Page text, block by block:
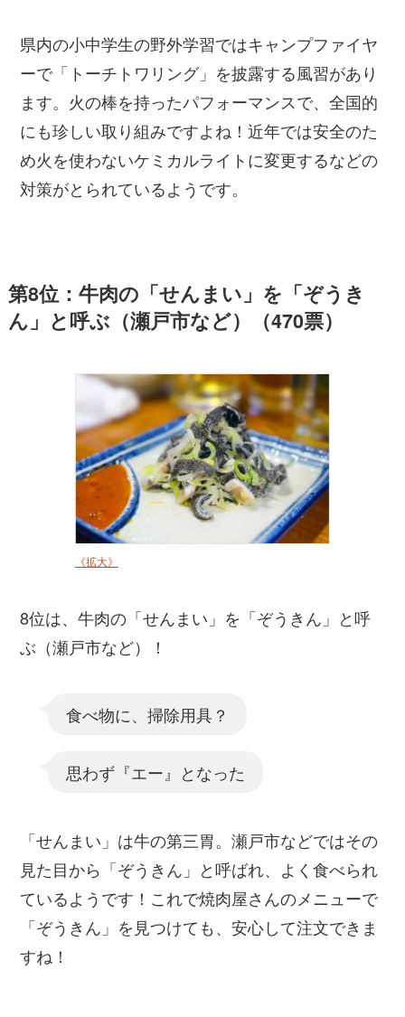
県内の小中学生の野外学習ではキャンプファイヤ
ーで「トーチトワリング」を披露する風習があり
ます。火の棒を持ったパフォーマンスで、全国的
にも珍しい取り組みですよね！近年では安全のた
め火を使わないケミカルライトに変更するなどの
対策がとられているようです。
第8位：牛肉の「せんまい」を「ぞうき
ん」と呼ぶ（瀬戸市など）（470票）
《拡大》
8位は、牛肉の「せんまい」を「ぞうきん」と呼
ぶ（瀬戸市など）！
食べ物に、掃除用具？
思わず『エー』となった
「せんまい」は牛の第三胃。瀬戸市などではその
見た目から「ぞうきん」と呼ばれ、よく食べられ
ているようです！これで焼肉屋さんのメニューで
「ぞうきん」を見つけても、安心して注文できま
すね！